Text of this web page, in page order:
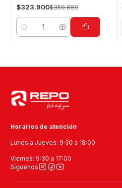
$323.900$359.889
Cantidad
Horarios de atención
Lunes a Jueves: 9:30 a 18:00
Viernes: 9:30 a 17:00
Síguenos